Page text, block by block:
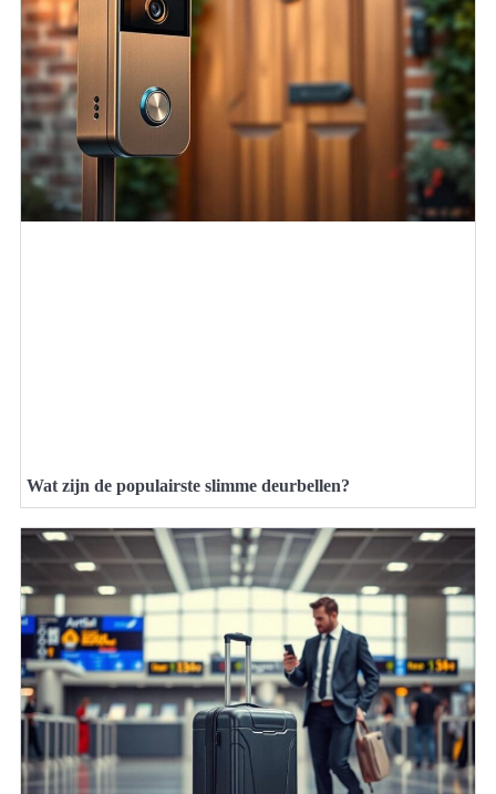
Wat zijn de populairste slimme deurbellen?